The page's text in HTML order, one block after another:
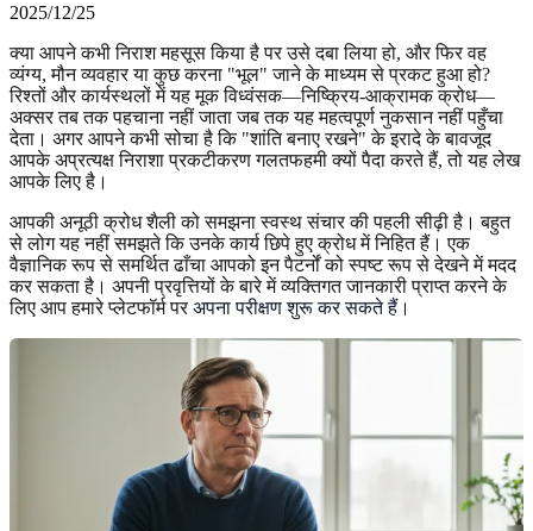
2025/12/25
क्या आपने कभी निराश महसूस किया है पर उसे दबा लिया हो, और फिर वह
व्यंग्य, मौन व्यवहार या कुछ करना "भूल" जाने के माध्यम से प्रकट हुआ हो?
रिश्तों और कार्यस्थलों में यह मूक विध्वंसक—निष्क्रिय-आक्रामक क्रोध—
अक्सर तब तक पहचाना नहीं जाता जब तक यह महत्वपूर्ण नुकसान नहीं पहुँचा
देता। अगर आपने कभी सोचा है कि "शांति बनाए रखने" के इरादे के बावजूद
आपके अप्रत्यक्ष निराशा प्रकटीकरण गलतफहमी क्यों पैदा करते हैं, तो यह लेख
आपके लिए है।
आपकी अनूठी क्रोध शैली को समझना स्वस्थ संचार की पहली सीढ़ी है। बहुत
से लोग यह नहीं समझते कि उनके कार्य छिपे हुए क्रोध में निहित हैं। एक
वैज्ञानिक रूप से समर्थित ढाँचा आपको इन पैटर्नों को स्पष्ट रूप से देखने में मदद
कर सकता है। अपनी प्रवृत्तियों के बारे में व्यक्तिगत जानकारी प्राप्त करने के
लिए आप हमारे प्लेटफॉर्म परअपना परीक्षण शुरू कर सकते हैं ।